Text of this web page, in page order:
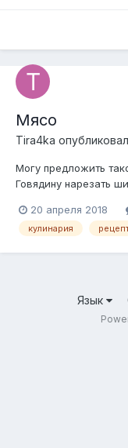
Мясо
Tira4ka
Могу предложить
Говядину нарезать
и обжарить. Из
соуса «южного»
20 апреля 2018
кулинария
Язык